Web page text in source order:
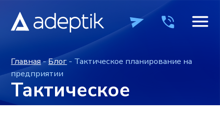
- Тактическое планирование на
Тактическое
планирование на
предприятии